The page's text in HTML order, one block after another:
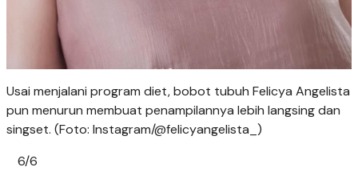
Usai menjalani program diet, bobot tubuh Felicya Angelista
pun menurun membuat penampilannya lebih langsing dan
singset. (Foto: Instagram/@felicyangelista_)
6/6